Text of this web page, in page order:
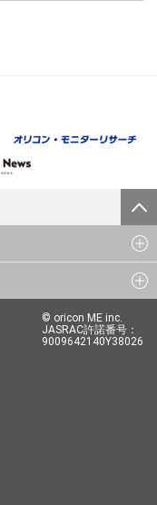
© oricon ME inc.
JASRAC許諾番号：
9009642140Y38026